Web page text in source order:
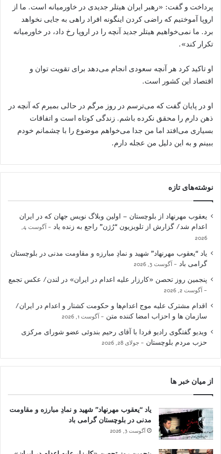
پرداخت و گفت: «رهبر ایران هیتلر جدیدی در خاورمیانه است. ما از
اروپا آموختیم که راضی کردن اینگونه افراد راهی به جایی نخواهد
برد. ما نمی‌خواهیم هیتلر جدید آنچه را در اروپا رخ داد، در خاورمیانه
تکرار کند».
او تاکید کرد هر آنچه سعودی انجام می‌دهد برای تقویت توان و
اقتصاد این کشور است.
او در پایان گفت که می‌ترسم در روز مرگم در حالی بمیرم که آنچه در
ذهن دارم را محقق نکرده باشم. زندگی کوتاه است و اتفاقات
بسیاری می‌افتد اما من جدا می‌خواهم موضوع را با چشمانم خودم
ببینم و به این دلیل من عجله دارم.
نوشته‌های تازه
یعقوب مهرنهاد از بلوچستان – اولین وبلاگ نویس جهان که در ایران
اعدام شد/ گزارش از تلویزیون “رُژن” راجع به زنده یاد
آگوست 4,
2026
یاد “یعقوب مهرنهاد” شهید و نمادِ مبارزه و مقاومت مدنی در بلوچستان
گرامی باد
آگوست 3, 2026
پنجمین روز تحصن «کارزار علیه اعدام در ایران» در لندن/ عکس تجمع
آگوست 2, 2026
اقدام مشترک علیه موج اعدام‌ها و حکومت کشتار و اعدام در ایران/
سازمان ها و احزاب امضا کننده متن
آگوست 1, 2026
ویدیو گفتگوی رادیو فردا با آقای رحیم بندوئی عضو شورای مرکزی
حزب مردم بلوچستان
جولای 28, 2026
از میان خبر ها
یاد “یعقوب مهرنهاد” شهید و نمادِ مبارزه و مقاومت
مدنی در بلوچستان گرامی باد
آگوست 3, 2026